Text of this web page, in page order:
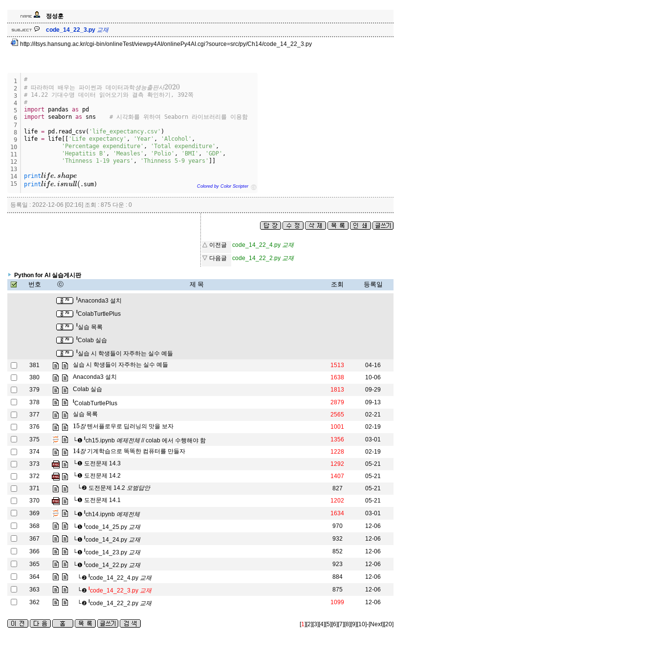
정성훈
code_14_22_3.py 교
재
http://itsys.hansung.ac.kr/cgi-bin/onlineTest/viewpy4AI/onlinePy4AI.cgi?source=src/py/Ch14/code_14_22_3.py
1
2
3
4
5
6
7
8
9
10
11
12
13
14
15
#
# 따라하며 배우는 파이썬과 데이터과학
능출 판사2020
# 14.22 기대수명 데이터 읽어오기와 결측 확인하기, 392쪽
#
import pandas as pd
import seaborn as sns # 시각화를 위하여 Seaborn 라이브러리를 이용함
life = pd.read_csv( 'life_expectancy.csv' )
life = life[[ 'Life expectancy' , 'Year' , 'Alcohol' ,
'Percentage expenditure' , 'Total expenditure' ,
'Hepatitis B' , 'Measles' , 'Polio' , 'BMI' , 'GDP' ,
'Thinness 1-19 years' , 'Thinness 5-9 years'
print
l i .
print
lif e.isn (
.sum) Colored by Color Scripter
등록일 : 2022-12-06 [02:16] 조회 : 875 다운 : 0
△ 이전글 code_14_22_4.py
▽ 다음글 code_14_22_2.py
Python for AI 실습게시판
번호 ⓒ 제 목 조회 등록일
lAnaconda3 설치
lColabTurtlePlus
l실습 목록
lColab 실습
l실습 시 학생들이 자주하는 실수 예들
381
실습 시 학생들이 자주하는 실수 예들 1513
04-16
380
Anaconda3 설치 1638
10-06
379
Colab 실습 1813
09-29
378
lColabTurtlePlus 2879
09-13
377
실습 목록 2565
02-21
376
15 장텐서플로우로 딥러닝의 맛을 보자 1001
02-19
375
└❶ lch15.ipynb 예 제 전체// colab 에서 수행해야 함 1356
03-01
374
14 장기계학습으로 똑똑한 컴퓨터를 만들자 1228
02-19
373
└❶ 도전문제 14.3 1292
05-21
372
└❶ 도전문제 14.2 1407
05-21
371
└❷ 도전문제 14.2 범답안
827
05-21
370
└❶ 도전문제 14.1 1202
05-21
369
└❶ lch14.ipynb 예 제 전체 1634
03-01
368
└❶ lcode_14_25.py 재 970
12-06
367
└❶ lcode_14_24.py 재 932
12-06
366
└❶ lcode_14_23.py 재 852
12-06
365
└❶ lcode_14_22.py 재 923
12-06
364
└❷ lcode_14_22_4.py 재 884
12-06
363
└❷ lcode_14_22_3.py 재 875
12-06
362
└❷ lcode_14_22_2.py 재 1099 12-06
[1][2][3][4][5][6][7][8][9][10]-[Next][20]